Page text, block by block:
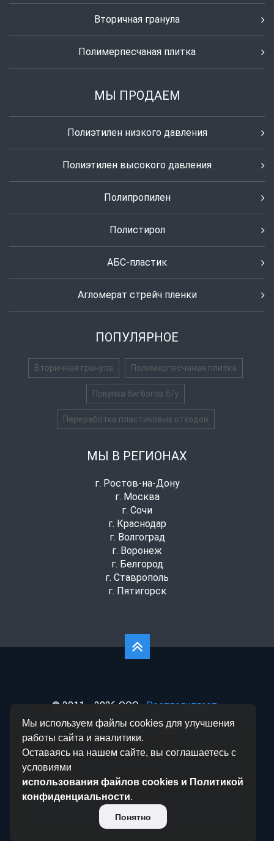
Вторичная гранула
Полимерпесчаная плитка
МЫ ПРОДАЕМ
Полиэтилен низкого давления
Полиэтилен высокого давления
Полипропилен
Полистирол
АБС-пластик
Агломерат стрейч пленки
ПОПУЛЯРНОЕ
Вторичная гранула Полимерпесчаная плитка
Покупка бигбэгов б/у
Переработка пластиковых отходов
МЫ В РЕГИОНАХ
г. Ростов-на-Дону
г. Москва
г. Сочи
г. Краснодар
г. Волгоград
г. Воронеж
г. Белгород
г. Ставрополь
г. Пятигорск
© 2011— 2026 ООО
«Ростполипласт»
Политика конфиденциальности| Согласие на
Мы используем файлы cookies для улучшения
работы сайта и аналитики.
Оставаясь на нашем сайте, вы соглашаетесь с
условиями
использования файлов cookies и Политикой
конфиденциальности.
Понятно